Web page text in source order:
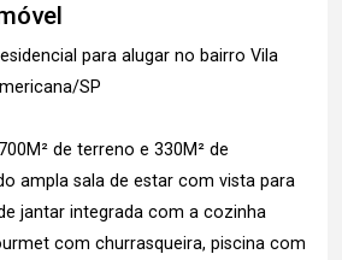
para alugar no bairro Vila
SP
de terreno e 330M² de
ampla sala de estar com vista para
jantar integrada com a cozinha
com churrasqueira, piscina com